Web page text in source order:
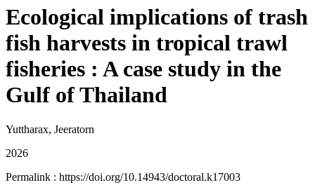
Ecological implications of trash
fish harvests in tropical trawl
fisheries : A case study in the
Gulf of Thailand
Yuttharax, Jeeratorn
2026
Permalink : https://doi.org/10.14943/doctoral.k17003